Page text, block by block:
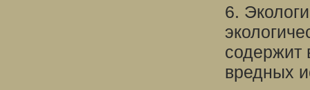
6.
содержит
вредных